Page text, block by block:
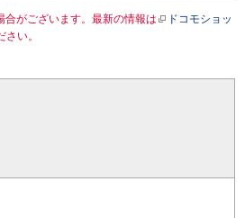
がございます。最新の情報は
ドコモショッ
い。